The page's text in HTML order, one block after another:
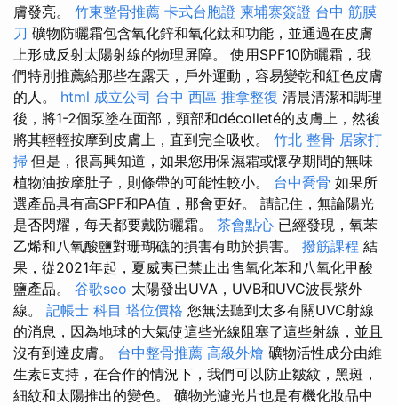
膚發亮。 竹東整骨推薦 卡式台胞證 柬埔寨簽證 台中 筋膜
刀 礦物防曬霜包含氧化鋅和氧化鈦和功能，並通過在皮膚
上形成反射太陽射線的物理屏障。 使用SPF10防曬霜，我
們特別推薦給那些在露天，戶外運動，容易變乾和紅色皮膚
的人。 html 成立公司 台中 西區 推拿整復 清晨清潔和調理
後，將1-2個泵塗在面部，頸部和décolleté的皮膚上，然後
將其輕輕按摩到皮膚上，直到完全吸收。 竹北 整骨 居家打
掃 但是，很高興知道，如果您用保濕霜或懷孕期間的無味
植物油按摩肚子，則條帶的可能性較小。 台中喬骨 如果所
選產品具有高SPF和PA值，那會更好。 請記住，無論陽光
是否閃耀，每天都要戴防曬霜。 茶會點心 已經發現，氧苯
乙烯和八氧酸鹽對珊瑚礁的損害有助於損害。 撥筋課程 結
果，從2021年起，夏威夷已禁止出售氧化苯和八氧化甲酸
鹽產品。 谷歌seo 太陽發出UVA，UVB和UVC波長紫外
線。 記帳士 科目 塔位價格 您無法聽到太多有關UVC射線
的消息，因為地球的大氣使這些光線阻塞了這些射線，並且
沒有到達皮膚。 台中整骨推薦 高級外燴 礦物活性成分由維
生素E支持，在合作的情況下，我們可以防止皺紋，黑斑，
細紋和太陽推出的變色。 礦物光濾光片也是有機化妝品中